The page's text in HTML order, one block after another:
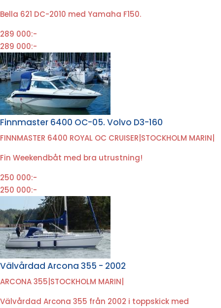
Bella 621 DC-2010 med Yamaha F150.
289 000:-
289 000:-
Finnmaster 6400 OC-05. Volvo D3-160
FINNMASTER 6400 ROYAL OC CRUISER STOCKHOLM MARIN
Fin Weekendbåt med bra utrustning!
250 000:-
250 000:-
Välvårdad Arcona 355 - 2002
ARCONA 355 STOCKHOLM MARIN
Välvårdad Arcona 355 från 2002 i toppskick med